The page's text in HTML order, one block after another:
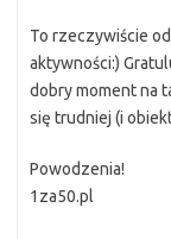
To rzeczywiście
aktywności:)
dobry moment na
się trudniej (i
Powodzenia!
1za50.pl